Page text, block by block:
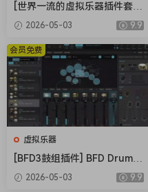
[世界一流的虚拟乐器插件套
装] AIR Music Technology In
struments Bundle 2025-R2
R [WiN]（5.92GB）
2026-05-03 9.9
虚拟乐器
[BFD3鼓组插件] BFD Drums
BFD3 v3.5.0.49-R2R [WiN]
2026-05-03 9.9
会员免费